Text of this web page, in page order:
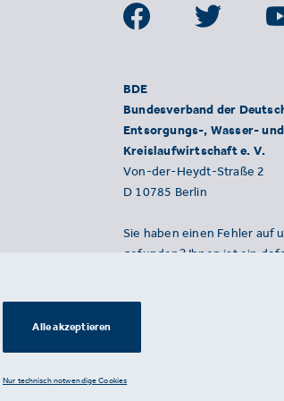
BDE
Bundesverband der
Entsorgungs-, Wasser- und
Kreislaufwirtschaft e. V.
Von-der-Heydt-Straße 2
D 10785 Berlin
Sie haben einen Fehler auf
gefunden? Ihnen ist ein
Alle akzeptieren
Nur technisch notwendige Cookies